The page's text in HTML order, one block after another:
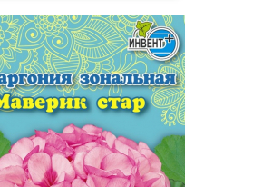
+ КУПИТЬ
на страницу товара